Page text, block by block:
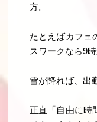
方。
たとえばカフェ
スワークなら9時
雪が降れば、出
正直「自由に時